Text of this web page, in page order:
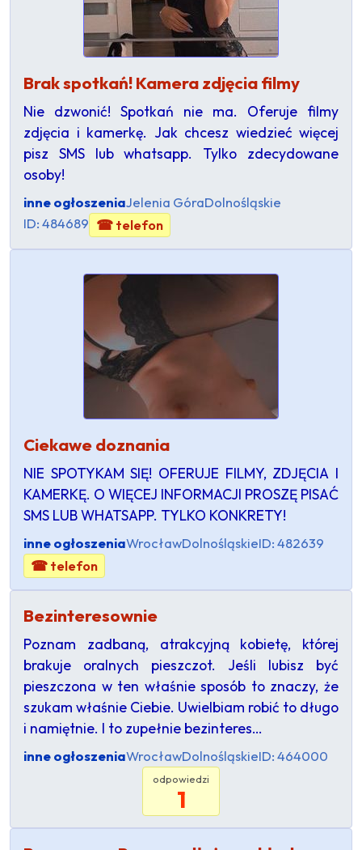
Brak spotkań! Kamera zdjęcia filmy
Nie dzwonić! Spotkań nie ma. Oferuje filmy
zdjęcia i kamerkę. Jak chcesz wiedzieć więcej
pisz SMS lub whatsapp. Tylko zdecydowane
osoby!
inne ogłoszeniaJelenia GóraDolnośląskie
ID: 484689 ☎ telefon
Ciekawe doznania
NIE SPOTYKAM SIĘ! OFERUJE FILMY, ZDJĘCIA I
KAMERKĘ. O WIĘCEJ INFORMACJI PROSZĘ PISAĆ
SMS LUB WHATSAPP. TYLKO KONKRETY!
inne ogłoszeniaWrocławDolnośląskieID: 482639
☎ telefon
Bezinteresownie
Poznam zadbaną, atrakcyjną kobietę, której
brakuje oralnych pieszczot. Jeśli lubisz być
pieszczona w ten właśnie sposób to znaczy, że
szukam właśnie Ciebie. Uwielbiam robić to długo
i namiętnie. I to zupełnie bezinteres…
inne ogłoszeniaWrocławDolnośląskieID: 464000
odpowiedzi
1